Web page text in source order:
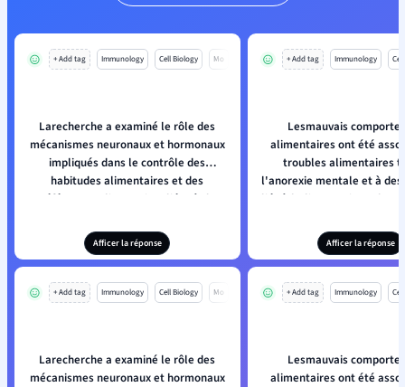
+ Add tag Immunology Cell Biology Mo
Larecherche a examiné le rôle des
mécanismes neuronaux et hormonaux
impliqués dans le contrôle des
habitudes alimentaires et des
préférences alimentaires liées à des
Afficer la réponse
+ Add tag Immunology
Lesmauvais
alimentaires ont été
troubles alimentaires
l'anorexie mentale et à
Afficer la réponse
+ Add tag Immunology Cell Biology Mo
Larecherche a examiné le rôle des
mécanismes neuronaux et hormonaux
+ Add tag Immunology
Lesmauvais
alimentaires ont été